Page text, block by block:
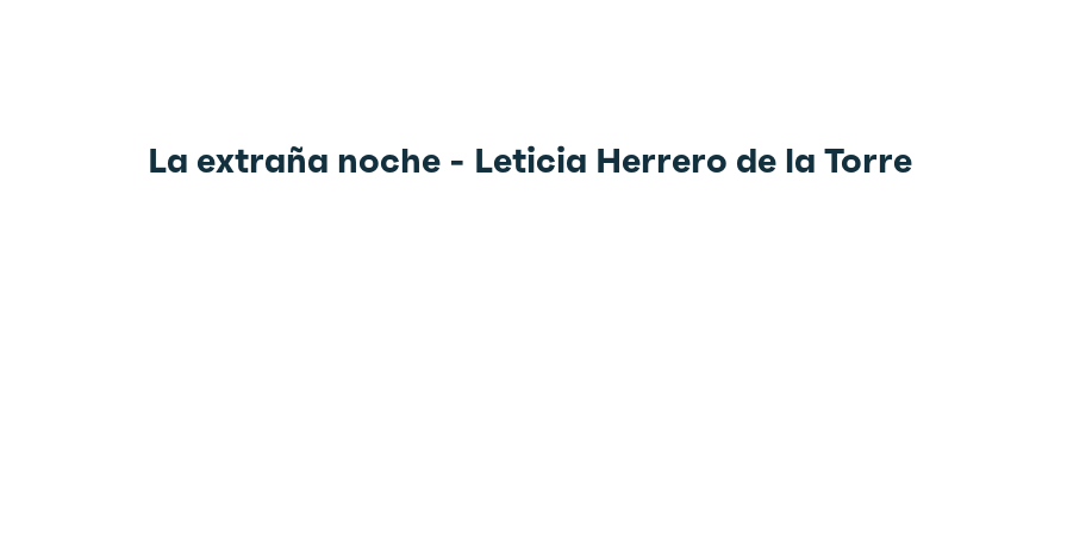
La extraña noche - Leticia Herrero de la Torre